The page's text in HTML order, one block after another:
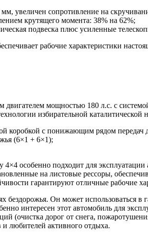
увеличен сопротивление на
крутящего момента: 38% на 62%;
подвеска плюс усиленные
рабочие характеристики
мощностью 180 л.с. с
избирательной каталитической
коробкой с понижающим рядом передач
(6×1 + 6×1);
особенно подходит для
на листовые рессоры,
гарантируют отличные
Он может использоваться
интересен этот автомобиль для
(очистка дорог от снега,
любителей активного отдыха.